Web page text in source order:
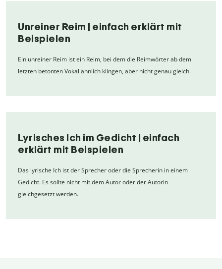
Unreiner Reim | einfach erklärt mit
Beispielen
Ein unreiner Reim ist ein Reim, bei dem die Reimwörter ab dem
letzten betonten Vokal ähnlich klingen, aber nicht genau gleich.
Lyrisches Ich im Gedicht | einfach
erklärt mit Beispielen
Das lyrische Ich ist der Sprecher oder die Sprecherin in einem
Gedicht. Es sollte nicht mit dem Autor oder der Autorin
gleichgesetzt werden.